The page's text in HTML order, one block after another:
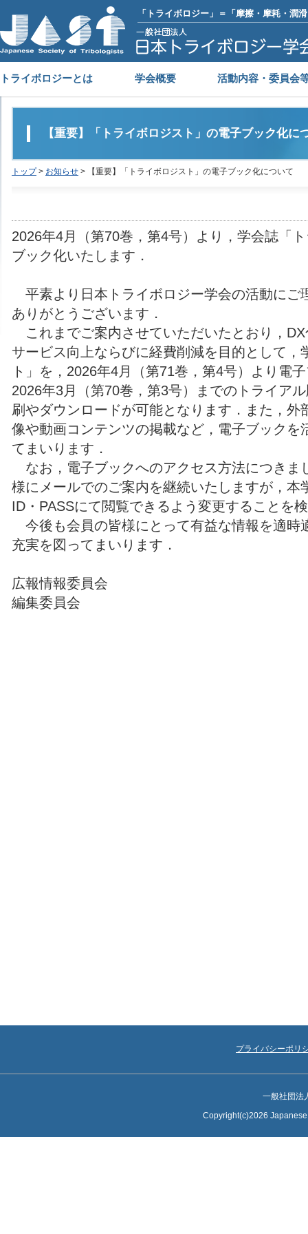
「トライボロジー」＝「摩擦・摩耗・潤
トライボロジーとは 学会概要 活動内容・委員会
【重要】「トライボロジスト」の電子ブック化に
トップ> お知らせ > 【重要】「トライボロジスト」の電子ブック化について
2026年4月（第70巻，第4号）より，学会誌「
ブック化いたします．
平素より日本トライボロジー学会の活動にご
ありがとうございます．
これまでご案内させていただいたとおり，
サービス向上ならびに経費削減を目的として，
ト」を，2026年4月（第71巻，第4号）より電
2026年3月（第70巻，第3号）までのトライア
刷やダウンロードが可能となります．また，外
像や動画コンテンツの掲載など，電子ブックを
てまいります．
なお，電子ブックへのアクセス方法につきま
様にメールでのご案内を継続いたしますが，本
ID・PASSにて閲覧できるよう変更することを
今後も会員の皆様にとって有益な情報を適時
充実を図ってまいります．
広報情報委員会
編集委員会
プライバシーポリ
一般社団法
Copyright(c)2026